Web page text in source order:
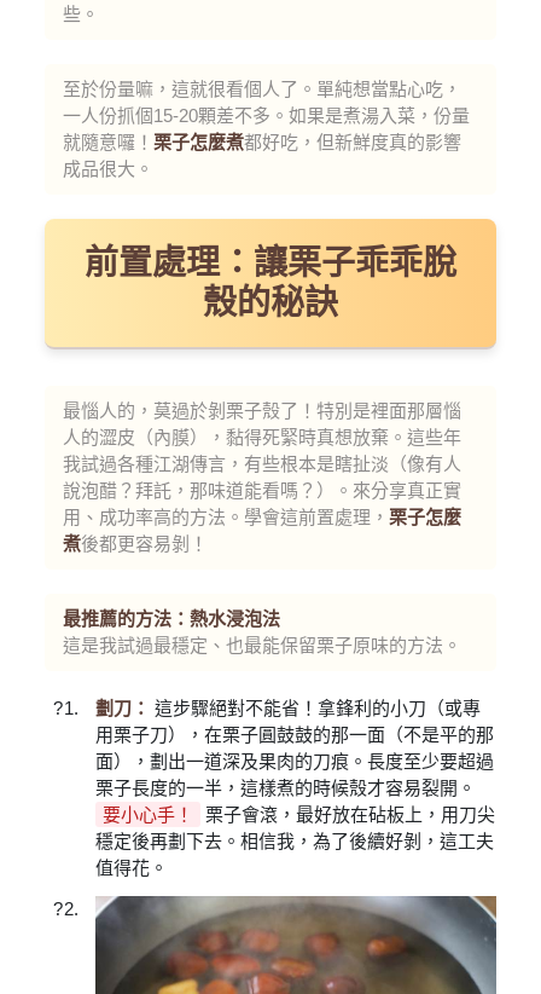
些。
至於份量嘛，這就很看個人了。單純想當點心吃，
一人份抓個15-20顆差不多。如果是煮湯入菜，份量
就隨意囉！ 栗子怎麼煮都好吃，但新鮮度真的影響
成品很大。
前置處理：讓栗子乖乖脫
殼的秘訣
最惱人的，莫過於剝栗子殼了！特別是裡面那層惱
人的澀皮（內膜），黏得死緊時真想放棄。這些年
我試過各種江湖傳言，有些根本是瞎扯淡（像有人
說泡醋？拜託，那味道能看嗎？）。來分享真正實
用、成功率高的方法。學會這前置處理， 栗子怎麼
煮後都更容易剝！
最推薦的方法：熱水浸泡法
這是我試過最穩定、也最能保留栗子原味的方法。
劃刀： 這步驟絕對不能省！拿鋒利的小刀（或專
用栗子刀），在栗子圓鼓鼓的那一面（不是平的那
面），劃出一道深及果肉的刀痕。長度至少要超過
栗子長度的一半，這樣煮的時候殼才容易裂開。
要小心手！
栗子會滾，最好放在砧板上，用刀尖
穩定後再劃下去。相信我，為了後續好剝，這工夫
值得花。